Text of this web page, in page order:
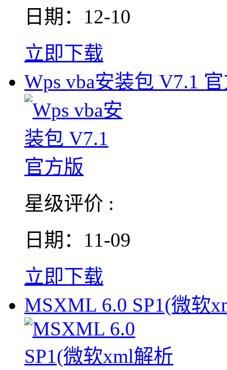
日期：12-10
立即下载
Wps vba安装包 V7.1
星级评价 :
日期：11-09
立即下载
MSXML 6.0 SP1(微软